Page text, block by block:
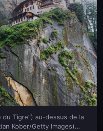
du Tigre”) au-dessus de la
Kober/Getty Images)